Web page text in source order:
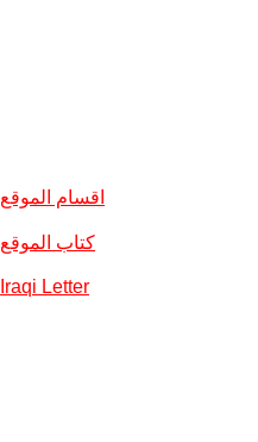
اقسام الموقع
كتاب الموقع
Iraqi Letter